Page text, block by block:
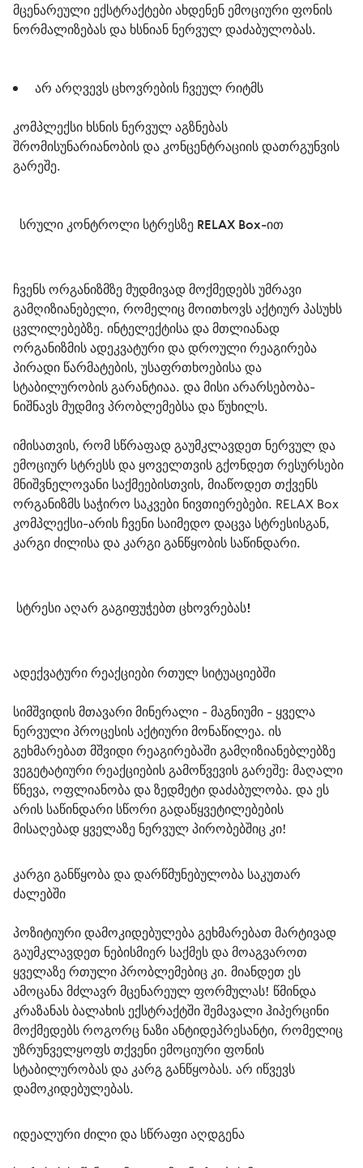
მცენარეული ექსტრაქტები ახდენენ ემოციური ფონის
ნორმალიზებას და ხსნიან ნერვულ დაძაბულობას.
არ არღვევს ცხოვრების ჩვეულ რიტმს
კომპლექსი ხსნის ნერვულ აგზნებას
შრომისუნარიანობის და კონცენტრაციის დათრგუნვის
გარეშე.
  სრული კონტროლი სტრესზე RELAX Box-ით
ჩვენს ორგანიზმზე მუდმივად მოქმედებს უმრავი
გამღიზიანებელი, რომელიც მოითხოვს აქტიურ პასუხს
ცვლილებებზე. ინტელექტისა და მთლიანად
ორგანიზმის ადეკვატური და დროული რეაგირება
პირადი წარმატების, უსაფრთხოებისა და
სტაბილურობის გარანტიაა. და მისი არარსებობა-
ნიშნავს მუდმივ პრობლემებსა და წუხილს.
იმისათვის, რომ სწრაფად გაუმკლავდეთ ნერვულ და
ემოციურ სტრესს და ყოველთვის გქონდეთ რესურსები
მნიშვნელოვანი საქმეებისთვის, მიაწოდეთ თქვენს
ორგანიზმს საჭირო საკვები ნივთიერებები. RELAX Box
კომპლექსი-არის ჩვენი საიმედო დაცვა სტრესისგან,
კარგი ძილისა და კარგი განწყობის საწინდარი.
სტრესი აღარ გაგიფუჭებთ ცხოვრებას!
ადექვატური რეაქციები რთულ სიტუაციებში
სიმშვიდის მთავარი მინერალი - მაგნიუმი - ყველა
ნერვული პროცესის აქტიური მონაწილეა. ის
გეხმარებათ მშვიდი რეაგირებაში გამღიზიანებლებზე
ვეგეტატიური რეაქციების გამოწვევის გარეშე: მაღალი
წნევა, ოფლიანობა და ზედმეტი დაძაბულობა. და ეს
არის საწინდარი სწორი გადაწყვეტილებების
მისაღებად ყველაზე ნერვულ პირობებშიც კი!
კარგი განწყობა და დარწმუნებულობა საკუთარ
ძალებში
პოზიტიური დამოკიდებულება გეხმარებათ მარტივად
გაუმკლავდეთ ნებისმიერ საქმეს და მოაგვაროთ
ყველაზე რთული პრობლემებიც კი. მიანდეთ ეს
ამოცანა მძლავრ მცენარეულ ფორმულას! წმინდა
კრაზანას ბალახის ექსტრაქტში შემავალი ჰიპერცინი
მოქმედებს როგორც ნაზი ანტიდეპრესანტი, რომელიც
უზრუნველყოფს თქვენი ემოციური ფონის
სტაბილურობას და კარგ განწყობას. არ იწვევს
დამოკიდებულებას.
იდეალური ძილი და სწრაფი აღდგენა